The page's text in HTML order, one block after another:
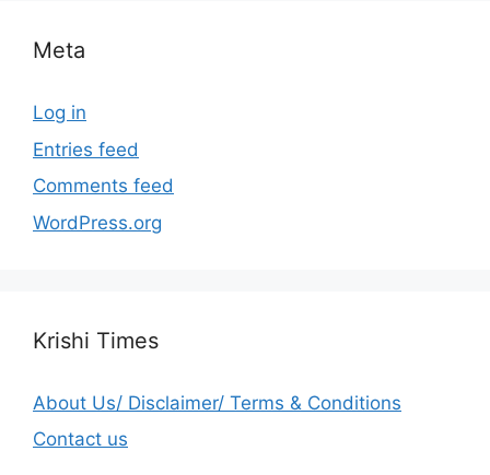
Meta
Log in
Entries feed
Comments feed
WordPress.org
Krishi Times
About Us/ Disclaimer/ Terms & Conditions
Contact us